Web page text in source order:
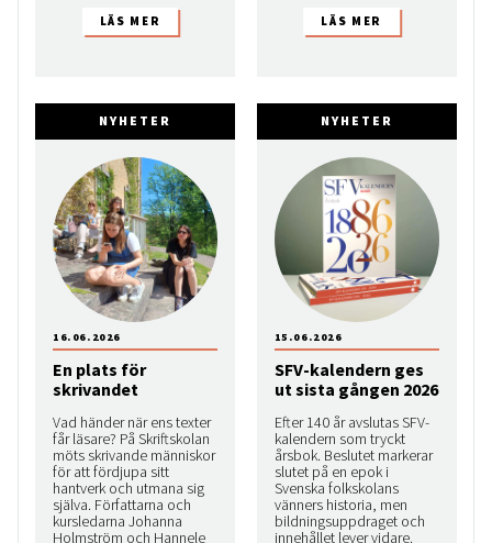
NYHETER
En plats för
skrivandet
Vad händer när ens texter
får läsare? På Skriftskolan
möts skrivande människor
för att fördjupa sitt
hantverk och utmana sig
själva. Författarna och
kursledarna Johanna
Holmström och Hannele
16.06.2026
NYHETER
SFV-kalendern ges
ut sista gången 2026
Efter 140 år avslutas SFV-
kalendern som tryckt
årsbok. Beslutet markerar
slutet på en epok i
Svenska folkskolans
vänners historia, men
bildningsuppdraget och
innehållet lever vidare.
15.06.2026